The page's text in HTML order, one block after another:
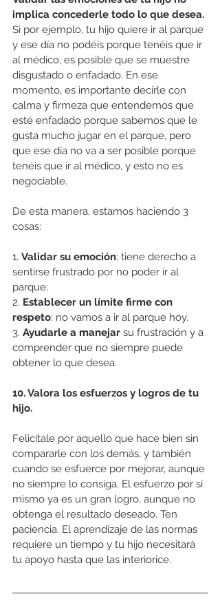
implica concederle todo lo que desea.
Si por ejemplo, tu hijo quiere ir al parque
y ese día no podéis porque tenéis que ir
al médico, es posible que se muestre
disgustado o enfadado. En ese
momento, es importante decirle con
calma y firmeza que entendemos que
esté enfadado porque sabemos que le
gusta mucho jugar en el parque, pero
que ese día no va a ser posible porque
tenéis que ir al médico, y esto no es
negociable.
De esta manera, estamos haciendo 3
cosas:
1. Validar su emoción: tiene derecho a
sentirse frustrado por no poder ir al
parque.
2. Establecer un límite firme con
respeto: no vamos a ir al parque hoy.
3. Ayudarle a manejar su frustración y a
comprender que no siempre puede
obtener lo que desea.
10. Valora los esfuerzos y logros de tu
hijo.
Felicítale por aquello que hace bien sin
compararle con los demás, y también
cuando se esfuerce por mejorar, aunque
no siempre lo consiga. El esfuerzo por sí
mismo ya es un gran logro, aunque no
obtenga el resultado deseado. Ten
paciencia. El aprendizaje de las normas
requiere un tiempo y tu hijo necesitará
tu apoyo hasta que las interiorice.